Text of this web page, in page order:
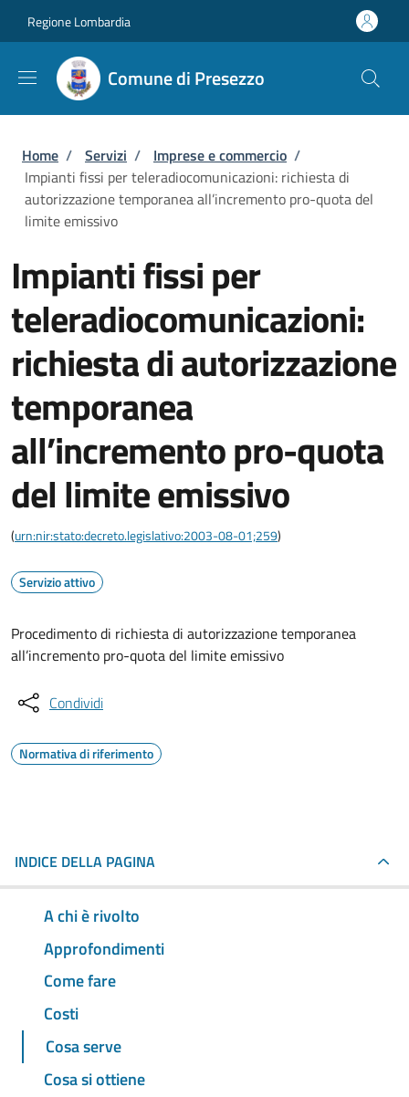
Regione Lombardia
Comune di Presezzo
Briciole di pane
Home / Servizi / Imprese e commercio /
Impianti fissi per teleradiocomunicazioni: richiesta di
autorizzazione temporanea all’incremento pro-quota del
limite emissivo
Impianti fissi per
teleradiocomunicazioni:
richiesta di autorizzazione
temporanea
all’incremento pro-quota
del limite emissivo
(urn:nir:stato:decreto.legislativo:2003-08-01;259)
Servizio attivo
Procedimento di richiesta di autorizzazione temporanea
all’incremento pro-quota del limite emissivo
Condividi
Normativa di riferimento
INDICE DELLA PAGINA
A chi è rivolto
Approfondimenti
Come fare
Costi
Cosa serve
Cosa si ottiene